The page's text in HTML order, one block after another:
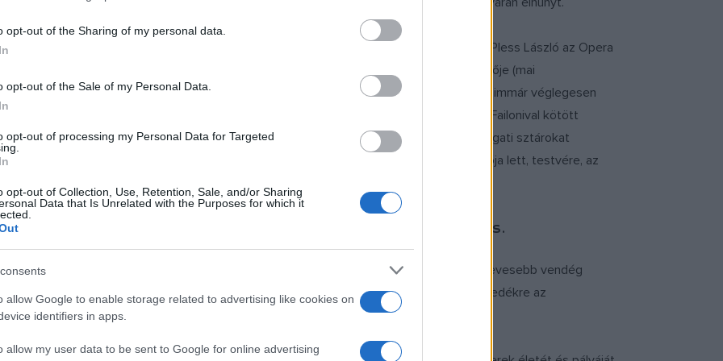
opt-out of the Sharing of my personal data.
opt-out of the Sale of my Personal Data.
opt-out of processing my Personal Data for Targeted
opt-out of Collection, Use, Retention, Sale, and/or Sharing
Data that Is Unrelated with the Purposes for which it
allow Google to enable storage related to advertising like cookies on
identifiers in apps.
allow my user data to be sent to Google for online advertising
korrepetitor, Solti György végül Nyugaton maradva csinált nagy karriert, míg kollégája, Pless László az Opera
alakja a hazai komolyzenének. Tolnay Pál, az Operaház legendás főfelügyelője (mai
újjászervezés egyik kulcsfigurája volt, néhány évvel később azonban a nagypolitika immár véglegesen
kiemelkedik Klier Nelly életútja, akit az Operaház neves olasz karmesterével, Sergio Failonival kötött
követően pedig impresszárióként segített az 1960-as években a legnagyobb nyugati sztárokat
Hedvig élete is, aki a háborút követően az Állami Balettintézet mestere, majd igazgatója lett, testvére, az
azonban sosem tért haza a bergen-belseni koncentrációs táborból.
alatt futó, patkó alakú pincefolyosó is szimbolikus.
zsúfolódtak itt össze az egykori operaházi dolgozók és családtagjaik közül. A legnevesebb vendég
zeneszerző, műfordító is bujkálásra kényszerült, de az üldözöttek közül itt talált menedékre az
Venczell Béla és feltehetőleg Egry Lili, valamint Kleir Nelly balettművész.